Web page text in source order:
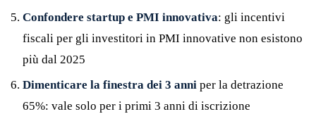
Confondere startup e PMI innovativa: gli incentivi
fiscali per gli investitori in PMI innovative non esistono
più dal 2025
Dimenticare la finestra dei 3 anni per la detrazione
65%: vale solo per i primi 3 anni di iscrizione